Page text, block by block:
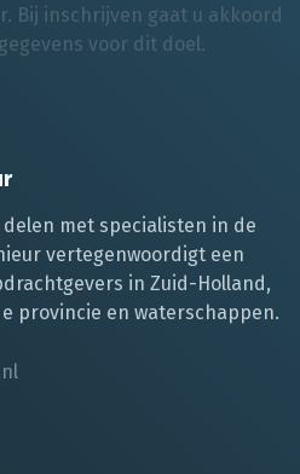
Bij inschrijven gaat u akkoord
voor dit doel.
met specialisten in de
vertegenwoordigt een
in Zuid-Holland,
provincie en waterschappen.